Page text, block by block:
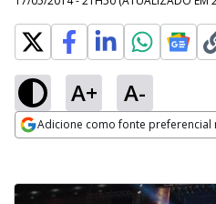
A+ A-
Adicione como fonte preferencial